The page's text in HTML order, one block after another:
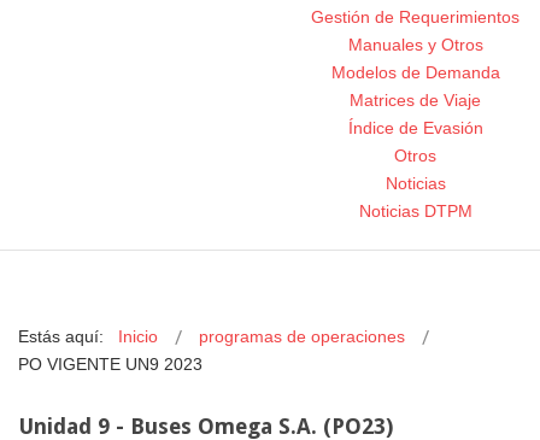
Gestión de Requerimientos
Manuales y Otros
Modelos de Demanda
Matrices de Viaje
Índice de Evasión
Otros
Noticias
Noticias DTPM
Estás aquí: Inicio
programas de operaciones
PO VIGENTE UN9 2023
Unidad 9 - Buses Omega S.A. (PO23)